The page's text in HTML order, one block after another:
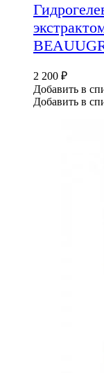
2 200 ₽
Добавить в
Добавить в